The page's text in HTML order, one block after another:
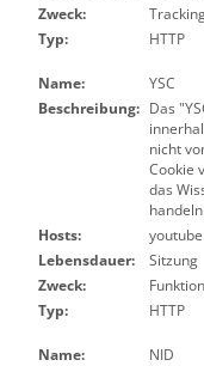
Zweck:
Typ:
HTTP
Name:
YSC
Beschreibung: Das
nicht
Cookie
das
Hosts:
Lebensdauer:
Sitzung
Zweck:
Typ:
HTTP
Name:
NID